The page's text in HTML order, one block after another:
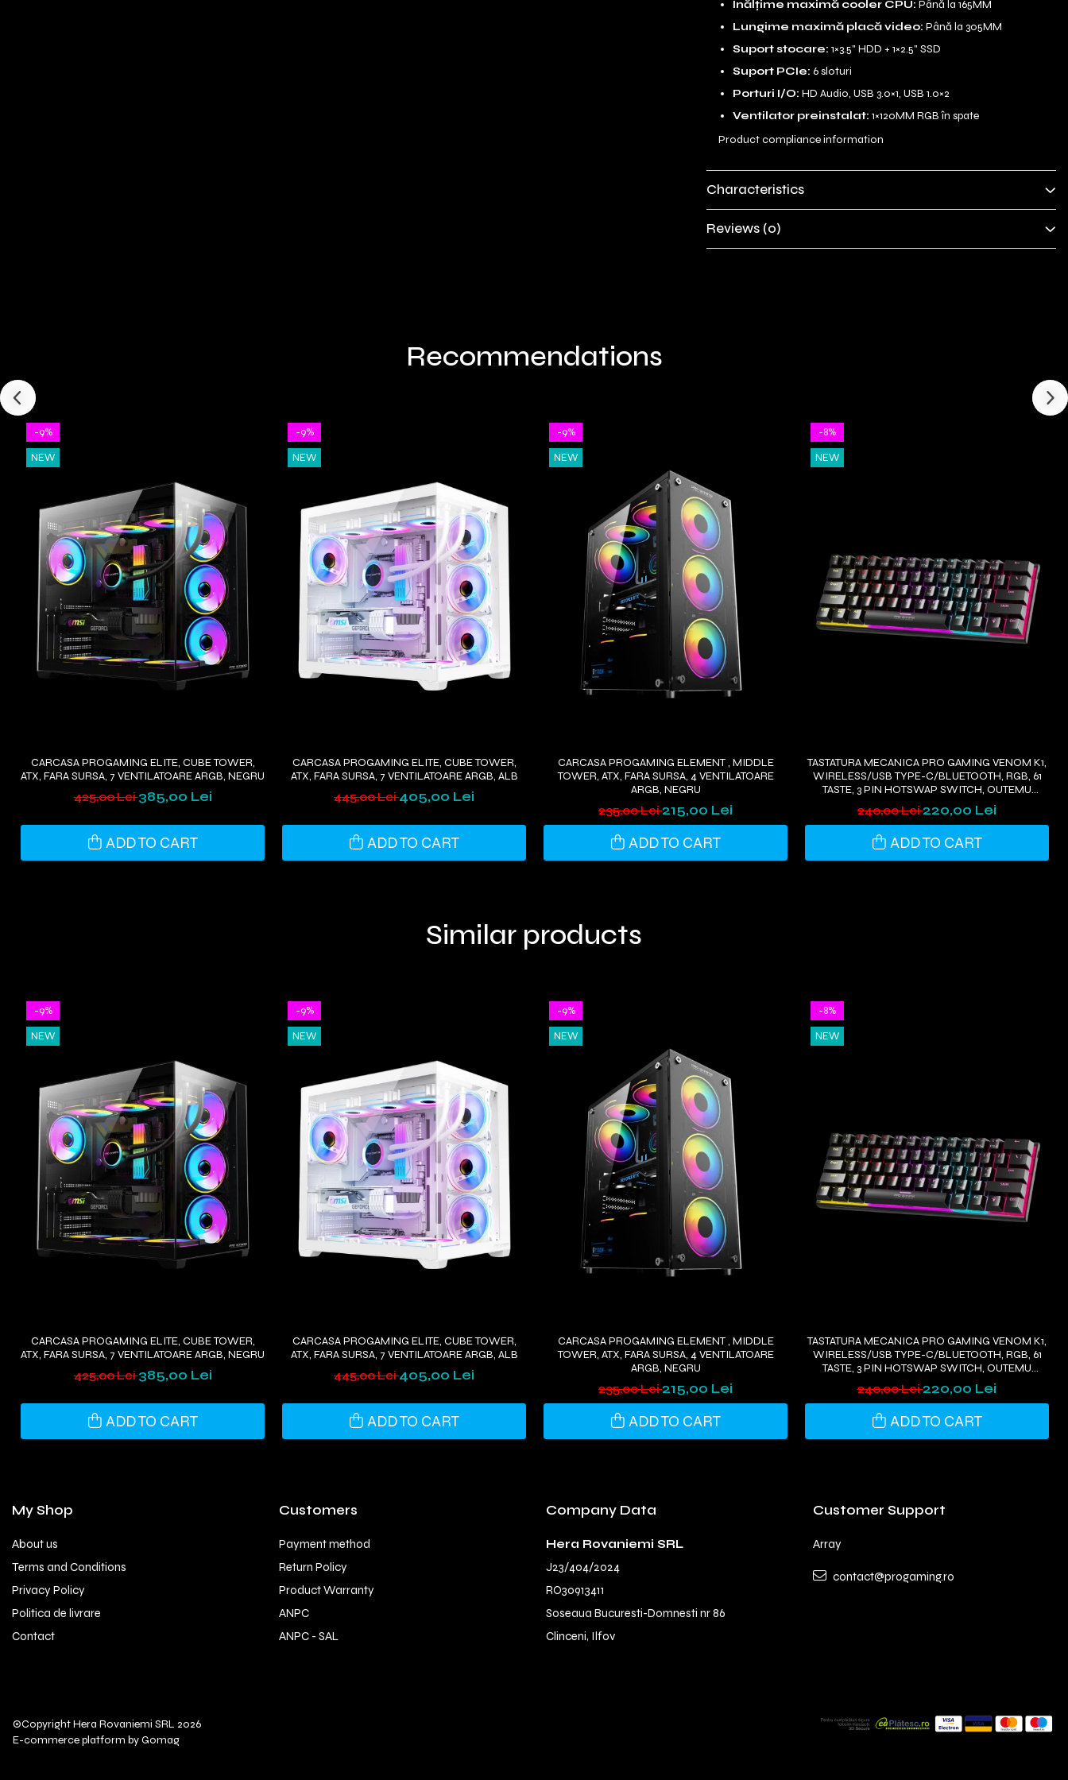
Înălțime maximă cooler CPU: Până la 165MM
Lungime maximă placă video: Până la 305MM
Suport stocare: 1×3.5" HDD + 1×2.5" SSD
Suport PCIe: 6 sloturi
Porturi I/O: HD Audio, USB 3.0×1, USB 1.0×2
Ventilator preinstalat: 1×120MM RGB în spate
Product compliance information
Characteristics
Reviews (0)
Recommendations
-9%
NEW
CARCASA PROGAMING ELITE, CUBE TOWER,
ATX, FARA SURSA, 7 VENTILATOARE ARGB, NEGRU
425,00 Lei385,00 Lei
ADD TO CART
-9%
NEW
CARCASA PROGAMING ELITE, CUBE TOWER,
ATX, FARA SURSA, 7 VENTILATOARE ARGB, ALB
445,00 Lei405,00 Lei
ADD TO CART
-9%
NEW
CARCASA PROGAMING ELEMENT , MIDDLE
TOWER, ATX, FARA SURSA, 4 VENTILATOARE
ARGB, NEGRU
235,00 Lei215,00 Lei
ADD TO CART
-8%
NEW
TASTATURA MECANICA PRO GAMING VENOM K1,
WIRELESS/USB TYPE-C/BLUETOOTH, RGB, 61
TASTE, 3 PIN HOTSWAP SWITCH, OUTEMU
BLACK
240,00 Lei220,00 Lei
ADD TO CART
Similar products
-9%
NEW
CARCASA PROGAMING ELITE, CUBE TOWER,
ATX, FARA SURSA, 7 VENTILATOARE ARGB, NEGRU
425,00 Lei385,00 Lei
ADD TO CART
-9%
NEW
CARCASA PROGAMING ELITE, CUBE TOWER,
ATX, FARA SURSA, 7 VENTILATOARE ARGB, ALB
445,00 Lei405,00 Lei
ADD TO CART
-9%
NEW
CARCASA PROGAMING ELEMENT , MIDDLE
TOWER, ATX, FARA SURSA, 4 VENTILATOARE
ARGB, NEGRU
235,00 Lei215,00 Lei
ADD TO CART
-8%
NEW
TASTATURA MECANICA PRO GAMING VENOM K1,
WIRELESS/USB TYPE-C/BLUETOOTH, RGB, 61
TASTE, 3 PIN HOTSWAP SWITCH, OUTEMU
BLACK
240,00 Lei220,00 Lei
ADD TO CART
My Shop
About us
Terms and Conditions
Privacy Policy
Politica de livrare
Contact
Customers
Payment method
Return Policy
Product Warranty
ANPC
ANPC - SAL
Company Data
Hera Rovaniemi SRL
J23/404/2024
RO30913411
Soseaua Bucuresti-Domnesti nr 86
Clinceni, Ilfov
Customer Support
Array
contact@progaming.ro
©Copyright Hera Rovaniemi SRL 2026
E-commerce platform by Gomag